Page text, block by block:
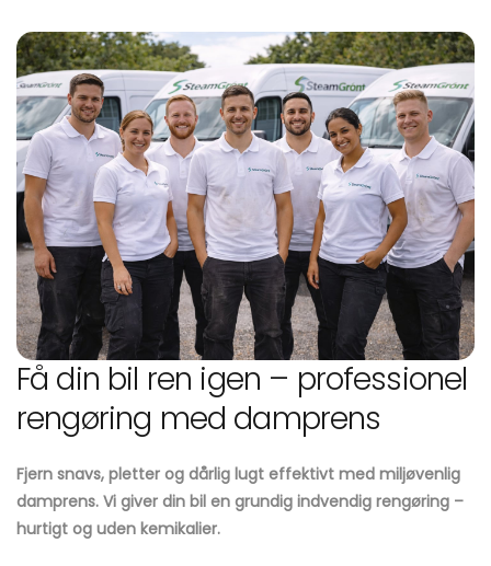
Få din bil ren igen – professionel
rengøring med damprens
Fjern snavs, pletter og dårlig lugt effektivt med miljøvenlig
damprens. Vi giver din bil en grundig indvendig rengøring –
hurtigt og uden kemikalier.